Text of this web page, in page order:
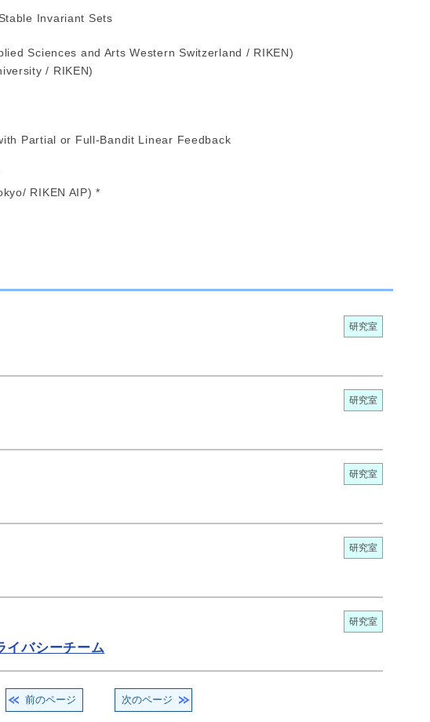
Invariant Sets
Sciences and Arts Western Switzerland / RIKEN)
/ RIKEN)
Partial or Full-Bandit Linear Feedback
RIKEN AIP) *
研究室
研究室
研究室
研究室
研究室
イバシーチーム
前のページ 次のページ